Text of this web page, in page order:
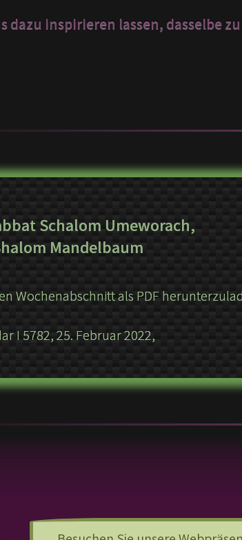
dazu inspirieren lassen, dasselbe
Schalom Umeworach,
Mandelbaum
Wochenabschnitt als PDF
I 5782, 25. Februar 2022,